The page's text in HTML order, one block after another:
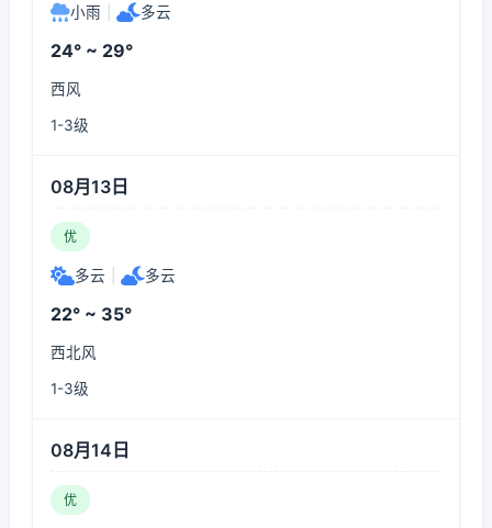
小雨 多云
24° ~ 29°
西风
1-3级
08月13日
优
多云 多云
22° ~ 35°
西北风
1-3级
08月14日
优